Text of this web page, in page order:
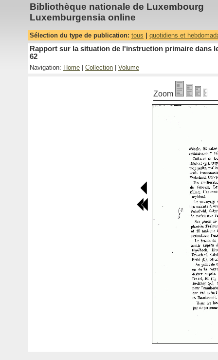
Bibliothèque nationale de Luxembourg
Luxemburgensia online
Sélection du type de publication: tous quotidiens et
Rapport sur la situation de l'instruction primaire dans
62
Navigation: Home Collection Volume
Zoom